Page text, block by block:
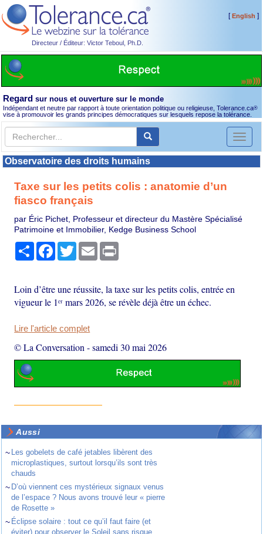
Directeur / Éditeur: Victor Teboul, Ph.D.
[English ]
Regard sur nous et ouverture sur le monde
Indépendant et neutre par rapport à toute orientation politique ou religieuse, Tolerance.ca®
vise à promouvoir les grands principes démocratiques sur lesquels repose la tolérance.
Toggle
Observatoire des droits humains
Taxe sur les petits colis : anatomie d’un
fiasco français
par Éric Pichet, Professeur et directeur du Mastère Spécialisé
Patrimoine et Immobilier, Kedge Business School
PartagerFacebook
TwitterEmail
Loin d’être une réussite, la taxe sur les petits colis, entrée en
vigueur le 1ᵉʳ mars 2026, se révèle déjà être un échec.
Lire l'article complet
© La Conversation -samedi 30 mai 2026
Aussi
~ Les gobelets de café jetables libèrent des
microplastiques, surtout lorsqu’ils sont très
chauds
~ D’où viennent ces mystérieux signaux venus
de l’espace ? Nous avons trouvé leur « pierre
de Rosette »
~ Éclipse solaire : tout ce qu’il faut faire (et
éviter) pour observer le Soleil sans risque